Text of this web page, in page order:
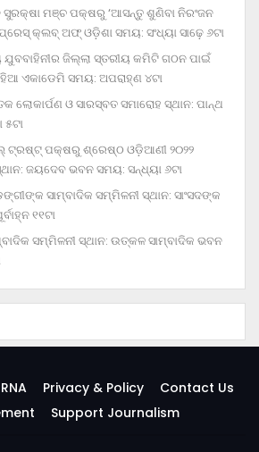
ମଞ୍ଚ ପକ୍ଷରୁ ‘ଆସନ୍ତୁ ଶୁଣିବା ନିରଂଜନ
କ୍ଲବ୍‌ ଅଫ୍‌ ଓଡ଼ିଶା ସମୟ: ସଂଧ୍ୟା ସାଢ଼େ ୬ଟା
ଯୁବବାହିନୀର ଜିଲ୍ଲା ସ୍ତରୀୟ କମିଟି ଗଠନ ପାଇଁ
ଏକାଡେମି ସମୟ: ଅପରାହ୍‌ଣ ୪ଟା
ଓ ସାରସ୍ବତ ସମାରୋହ ସ୍ଥାନ: ପାନ୍ଥ
୫ଟା
ଟ୍ରଷ୍ଟ୍‌ ପକ୍ଷରୁ ଶ୍ରେଷ୍ଠ ଓଡ଼ିଆଣୀ ୨୦୨୨
ଜୟଦେବ ଭବନ ସମୟ: ସନ୍ଧ୍ୟା ୬ଟା
ସାମ୍ବାଦିକ ସମ୍ମିଳନୀ ସ୍ଥାନ: ସାଂସଦଙ୍କ
୧୧ଟା
ସମ୍ମିଳନୀ ସ୍ଥାନ: ଉତ୍କଳ ସାମ୍ବାଦିକ ଭବନ
Privacy & Policy
Contact Us
Support Journalism